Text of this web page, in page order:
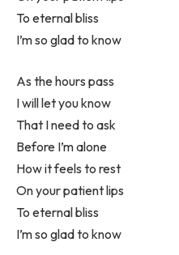
To eternal bliss
I’m so glad to know
As the hours pass
I will let you know
That I need to ask
Before I’m alone
How it feels to rest
On your patient lips
To eternal bliss
I’m so glad to know